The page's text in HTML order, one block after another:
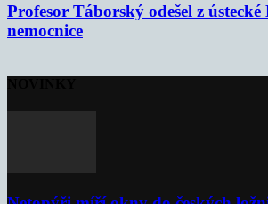
Profesor Táborský odešel z
nemocnice